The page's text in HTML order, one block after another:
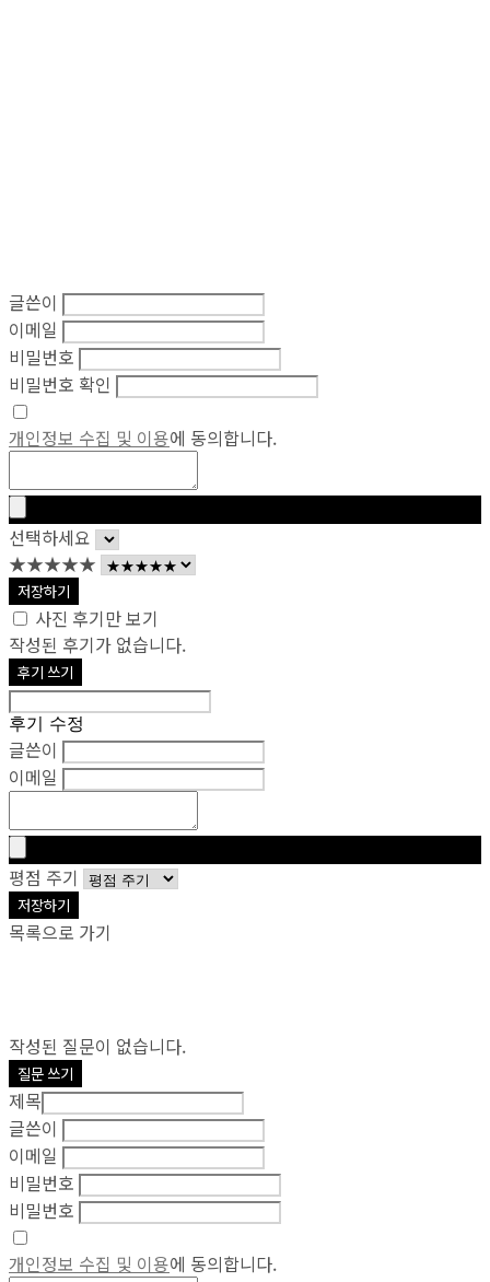
글쓴이
이메일
비밀번호
비밀번호 확인
개인정보 수집 및 이용에 동의합니다.
선택하세요
★★★★★
저장하기
사진 후기만 보기
작성된 후기가 없습니다.
후기 쓰기
후기 수정
글쓴이
이메일
평점 주기
저장하기
목록으로 가기
작성된 질문이 없습니다.
질문 쓰기
제목
글쓴이
이메일
비밀번호
비밀번호
개인정보 수집 및 이용에 동의합니다.